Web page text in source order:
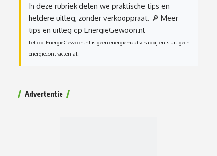
In deze rubriek delen we praktische tips en
heldere uitleg, zonder verkooppraat. 🔎 Meer
tips en uitleg op EnergieGewoon.nl
Let op: EnergieGewoon.nl is geen energiemaatschappij en sluit geen
energiecontracten af.
Advertentie